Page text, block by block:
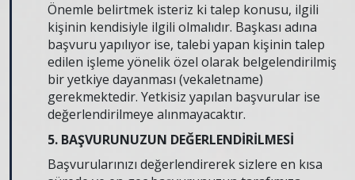
Önemle belirtmek isteriz ki talep konusu, ilgili
kişinin kendisiyle ilgili olmalıdır. Başkası adına
başvuru yapılıyor ise, talebi yapan kişinin talep
edilen işleme yönelik özel olarak belgelendirilmiş
bir yetkiye dayanması (vekaletname)
gerekmektedir. Yetkisiz yapılan başvurular ise
değerlendirilmeye alınmayacaktır.
5. BAŞVURUNUZUN DEĞERLENDİRİLMESİ
Başvurularınızı değerlendirerek sizlere en kısa